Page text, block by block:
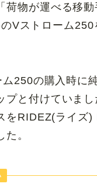
荷物が運べる移
Vストローム250
250の購入時に
プと付けていま
をRIDEZ(ライズ
。